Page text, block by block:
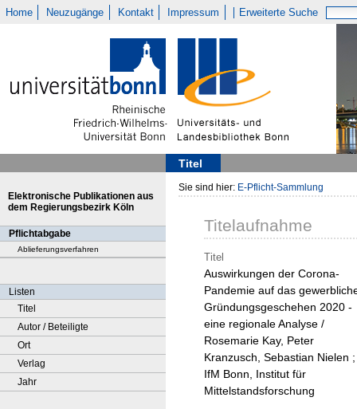
Home Neuzugänge Kontakt Impressum Erweiterte Suche
Titel
Elektronische Publikationen aus
dem Regierungsbezirk Köln
Pflichtabgabe
Ablieferungsverfahren
Listen
Titel
Autor / Beteiligte
Ort
Verlag
Jahr
Sie sind hier: E-Pflicht-Sammlung
Titelaufnahme
Titel
Auswirkungen der Corona-
Pandemie auf das
Gründungsgeschehen 2020 -
eine regionale Analyse /
Rosemarie Kay, Peter
Kranzusch, Sebastian Nielen ;
IfM Bonn, Institut für
Mittelstandsforschung